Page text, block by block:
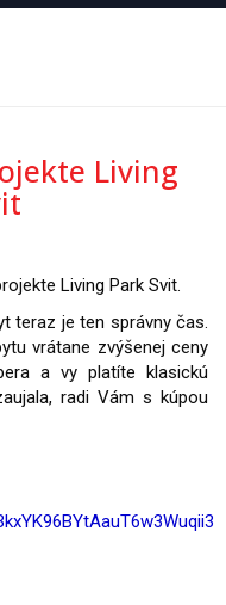
Living
Living Park Svit.
teraz je ten správny čas.
vrátane zvýšenej ceny
a vy platíte klasickú
radi Vám s kúpou